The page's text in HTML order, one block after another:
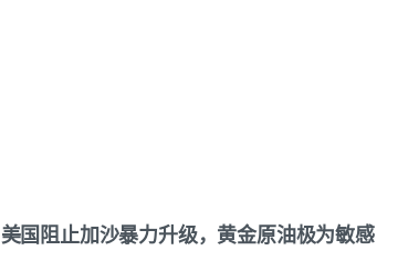
美国阻止加沙暴力升级，黄金原油极为敏感